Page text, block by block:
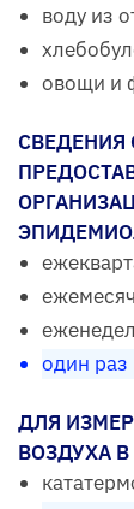
воду из
овощи и
один раз
ДЛЯ
ВОЗДУХА